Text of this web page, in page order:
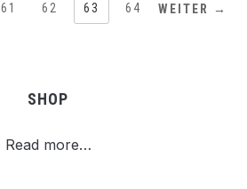
61 62 63 64 WEITER →
SHOP
Read more…